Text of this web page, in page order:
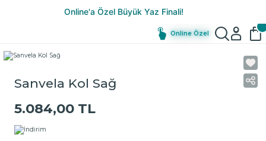
Online Özel
Sanvela Kol Sağ
5.084,00 TL